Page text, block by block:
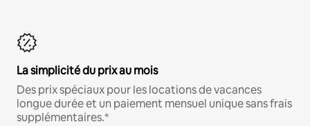
La simplicité du prix au mois
Des prix spéciaux pour les locations de vacances
longue durée et un paiement mensuel unique sans frais
supplémentaires.*